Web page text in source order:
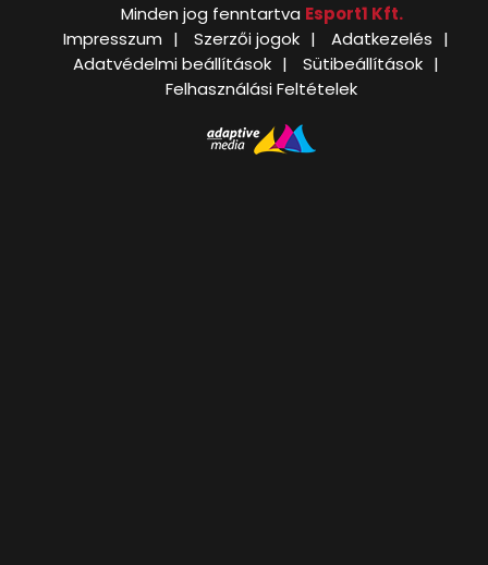
Minden jog fenntartva Esport1 Kft.
Impresszum
Szerzői jogok
Adatkezelés
Adatvédelmi beállítások
Sütibeállítások
Felhasználási Feltételek